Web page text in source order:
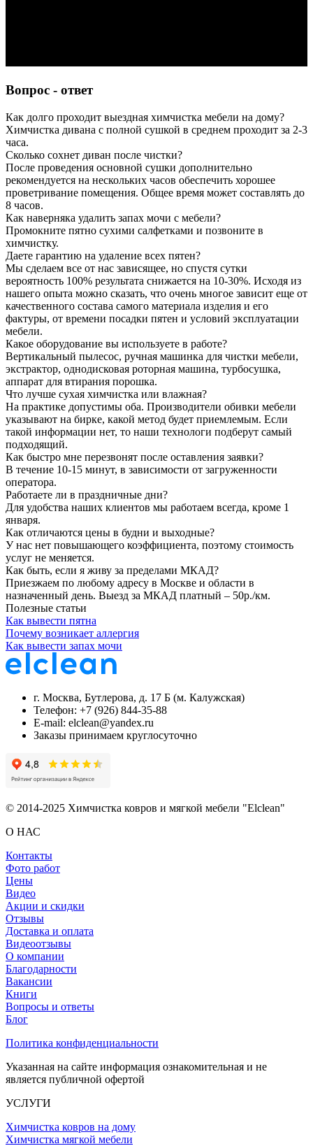
Вопрос - ответ
Как долго проходит выездная химчистка мебели на дому?
Химчистка дивана с полной сушкой в среднем проходит за 2-3
часа.
Сколько сохнет диван после чистки?
После проведения основной сушки дополнительно
рекомендуется на нескольких часов обеспечить хорошее
проветривание помещения. Общее время может составлять до
8 часов.
Как наверняка удалить запах мочи с мебели?
Промокните пятно сухими салфетками и позвоните в
химчистку.
Даете гарантию на удаление всех пятен?
Мы сделаем все от нас зависящее, но спустя сутки
вероятность 100% результата снижается на 10-30%. Исходя из
нашего опыта можно сказать, что очень многое зависит еще от
качественного состава самого материала изделия и его
фактуры, от времени посадки пятен и условий эксплуатации
мебели.
Какое оборудование вы используете в работе?
Вертикальный пылесос, ручная машинка для чистки мебели,
экстрактор, однодисковая роторная машина, турбосушка,
аппарат для втирания порошка.
Что лучше сухая химчистка или влажная?
На практике допустимы оба. Производители обивки мебели
указывают на бирке, какой метод будет приемлемым. Если
такой информации нет, то наши технологи подберут самый
подходящий.
Как быстро мне перезвонят после оставления заявки?
В течение 10-15 минут, в зависимости от загруженности
оператора.
Работаете ли в праздничные дни?
Для удобства наших клиентов мы работаем всегда, кроме 1
января.
Как отличаются цены в будни и выходные?
У нас нет повышающего коэффициента, поэтому стоимость
услуг не меняется.
Как быть, если я живу за пределами МКАД?
Приезжаем по любому адресу в Москве и области в
назначенный день. Выезд за МКАД платный – 50р./км.
Полезные статьи
Как вывести пятна
Почему возникает аллергия
Как вывести запах мочи
г. Москва, Бутлерова, д. 17 Б (м. Калужская)
Телефон: +7 (926) 844-35-88
E-mail: elclean@yandex.ru
Заказы принимаем круглосуточно
© 2014-2025 Химчистка ковров и мягкой мебели "Elclean"
О НАС
Контакты
Фото работ
Цены
Видео
Акции и скидки
Отзывы
Доставка и оплата
Видеоотзывы
О компании
Благодарности
Вакансии
Книги
Вопросы и ответы
Блог
Политика конфиденциальности
Указанная на сайте информация ознакомительная и не
является публичной офертой
УСЛУГИ
Химчистка ковров на дому
Химчистка мягкой мебели